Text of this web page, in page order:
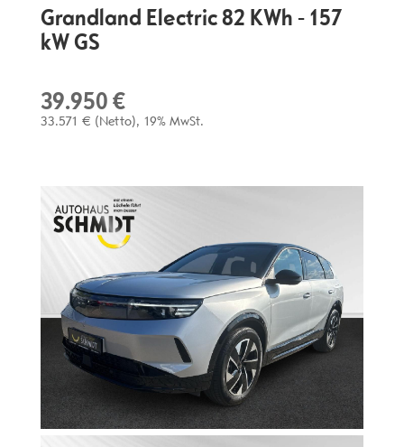
Grandland Electric 82 KWh - 157
kW GS
39.950 €
33.571 € (Netto) 19% MwSt.